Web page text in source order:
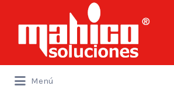
por:
Menú
por: